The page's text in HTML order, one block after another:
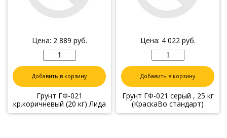
Цена: 2 889 руб.
Добавить в корзину
Грунт ГФ-021
кр.коричневый (20 кг) Лида
Цена: 4 022руб.
Добавить в корзину
Грунт ГФ-021 серый , 25 кг
(КраскаВо стандарт)